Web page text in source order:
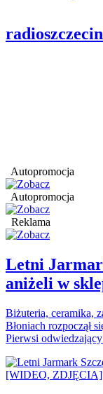
Autopromocja
Autopromocja
Reklama
Letni
aniżeli w
Biżuteria, ceramika,
Błoniach rozpoczął
Pierwsi